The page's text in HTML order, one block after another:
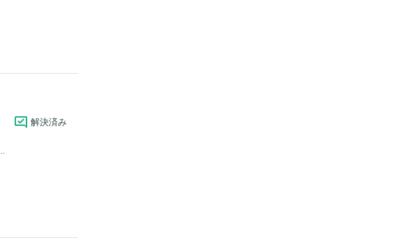
解決済み